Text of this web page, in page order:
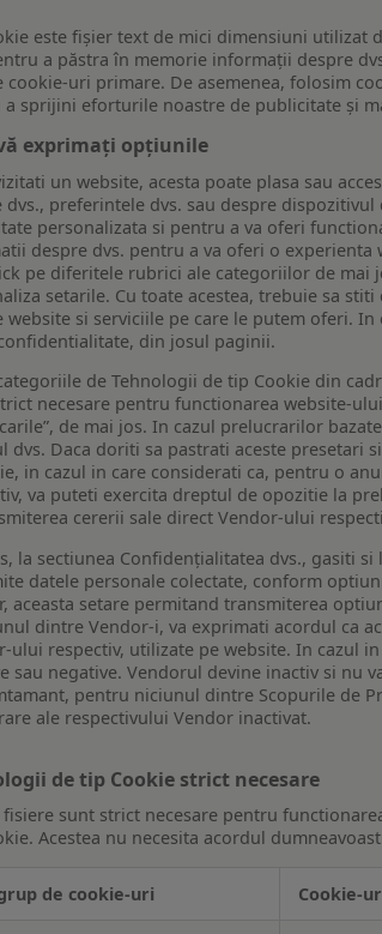
este fişier text de mici dimensiuni utilizat
a păstra în memorie informații despre
cookie-uri primare. De asemenea, folosim
a sprijini eforturile noastre de publicitate și
exprimați opțiunile
un website, acesta poate plasa sau
dvs., preferintele dvs. sau despre
personalizata si pentru a va oferi
despre dvs. pentru a va oferi o
pe diferitele rubrici ale categoriilor de mai
setarile. Cu toate acestea, trebuie sa
website si serviciile pe care le putem oferi.
din josul paginii.
de Tehnologii de tip Cookie din
necesare pentru functionarea website-
de mai jos. In cazul prelucrarilor
dvs. Daca doriti sa pastrati aceste presetari
in cazul in care considerati ca, pentru o
va puteti exercita dreptul de opozitie la
cererii sale direct Vendor-ului
la sectiunea Confidențialitatea dvs., gasiti
datele personale colectate, conform
aceasta setare permitand transmiterea
dintre Vendor-i, va exprimati acordul ca
ului respectiv, utilizate pe website. In cazul
sau negative. Vendorul devine inactiv si nu
pentru niciunul dintre Scopurile de
ale respectivului Vendor inactivat.
de tip Cookie strict necesare
fisiere sunt strict necesare pentru
Acestea nu necesita acordul
de cookie-uri Cookie-